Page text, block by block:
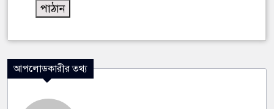
আপলোডকারীর তথ্য